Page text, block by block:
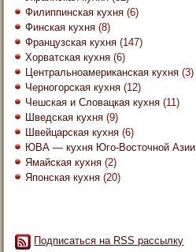
Филиппинская кухня (6)
Финская кухня (8)
Французская кухня (147)
Хорватская кухня (6)
Центральноамериканская кухня (3)
Черногорская кухня (12)
Чешская и Словацкая кухня (11)
Шведская кухня (9)
Швейцарская кухня (6)
ЮВА — кухня Юго-Восточной Азии
Ямайская кухня (2)
Японская кухня (20)
Подписаться на RSS рассылку